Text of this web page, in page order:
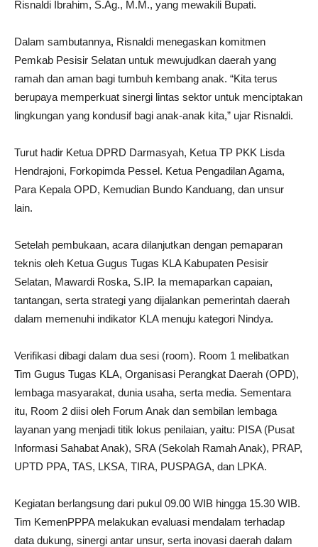
Risnaldi Ibrahim, S.Ag., M.M., yang mewakili Bupati.
Dalam sambutannya, Risnaldi menegaskan komitmen
Pemkab Pesisir Selatan untuk mewujudkan daerah yang
ramah dan aman bagi tumbuh kembang anak. “Kita terus
berupaya memperkuat sinergi lintas sektor untuk menciptakan
lingkungan yang kondusif bagi anak-anak kita,” ujar Risnaldi.
Turut hadir Ketua DPRD Darmasyah, Ketua TP PKK Lisda
Hendrajoni, Forkopimda Pessel. Ketua Pengadilan Agama,
Para Kepala OPD, Kemudian Bundo Kanduang, dan unsur
lain.
Setelah pembukaan, acara dilanjutkan dengan pemaparan
teknis oleh Ketua Gugus Tugas KLA Kabupaten Pesisir
Selatan, Mawardi Roska, S.IP. Ia memaparkan capaian,
tantangan, serta strategi yang dijalankan pemerintah daerah
dalam memenuhi indikator KLA menuju kategori Nindya.
Verifikasi dibagi dalam dua sesi (room). Room 1 melibatkan
Tim Gugus Tugas KLA, Organisasi Perangkat Daerah (OPD),
lembaga masyarakat, dunia usaha, serta media. Sementara
itu, Room 2 diisi oleh Forum Anak dan sembilan lembaga
layanan yang menjadi titik lokus penilaian, yaitu: PISA (Pusat
Informasi Sahabat Anak), SRA (Sekolah Ramah Anak), PRAP,
UPTD PPA, TAS, LKSA, TIRA, PUSPAGA, dan LPKA.
Kegiatan berlangsung dari pukul 09.00 WIB hingga 15.30 WIB.
Tim KemenPPPA melakukan evaluasi mendalam terhadap
data dukung, sinergi antar unsur, serta inovasi daerah dalam